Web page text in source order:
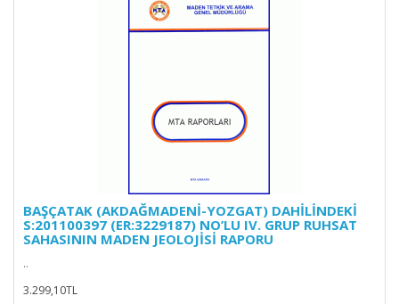
BAŞÇATAK (AKDAĞMADENİ-YOZGAT) DAHİLİNDEKİ
S:201100397 (ER:3229187) NO’LU IV. GRUP RUHSAT
SAHASININ MADEN JEOLOJİSİ RAPORU
..
3.299,10TL